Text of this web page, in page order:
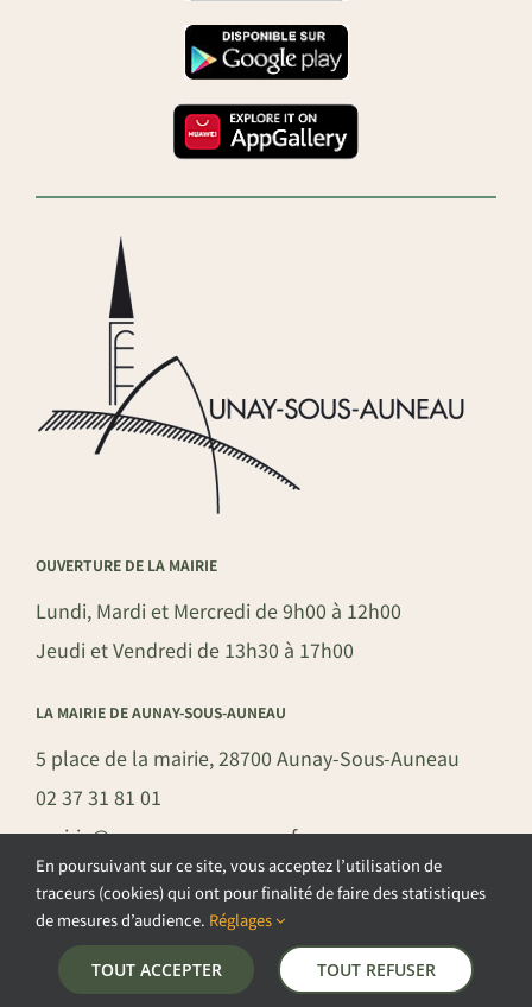
OUVERTURE DE LA MAIRIE
Lundi, Mardi et Mercredi de 9h00 à 12h00
Jeudi et Vendredi de 13h30 à 17h00
LA MAIRIE DE AUNAY-SOUS-AUNEAU
5 place de la mairie, 28700 Aunay-Sous-Auneau
02 37 31 81 01
mairie@aunay-sous-auneau.fr
©COPYRIGHT 2026 – COMMUNE DE AUNAY-SOUS-AUNEAU –
POLITIQUE DE CONFIDENTIALITÉ
GESTION DES COOKIES
–
MENTIONS LÉGALES
PLAN DU SITE
En poursuivant sur ce site, vous acceptez l’utilisation de
traceurs (cookies) qui ont pour finalité de faire des statistiques
de mesures d’audience. Réglages
TOUT ACCEPTER TOUT REFUSER